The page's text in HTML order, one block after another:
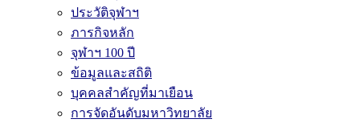
ประวัติจุฬาฯ
ภารกิจหลัก
จุฬาฯ 100 ปี
ข้อมูลและสถิติ
บุคคลสำคัญที่มาเยือน
การจัดอันดับมหาวิทยาลัย